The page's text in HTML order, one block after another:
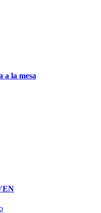
a la mesa